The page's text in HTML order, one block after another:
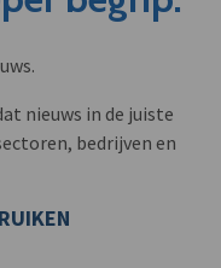
nieuws in de juiste
bedrijven en